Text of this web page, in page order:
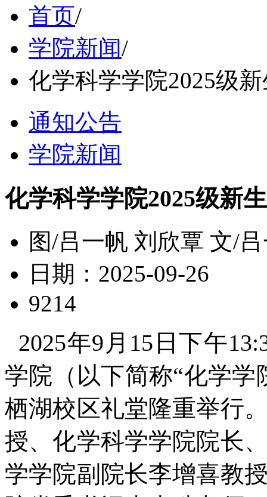
首页/
学院新闻/
化学科学学院2025级
通知公告
学院新闻
化学科学学院2025级新
图/吕一帆 刘欣覃 文/
日期：2025-09-26
9214
2025年9月15日下午
学院（以下简称“化学学
栖湖校区礼堂隆重举行
授、化学科学学院院长
学学院副院长李增喜教